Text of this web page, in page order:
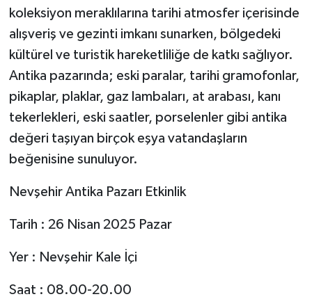
koleksiyon meraklılarına tarihi atmosfer içerisinde
alışveriş ve gezinti imkanı sunarken, bölgedeki
kültürel ve turistik hareketliliğe de katkı sağlıyor.
Antika pazarında; eski paralar, tarihi gramofonlar,
pikaplar, plaklar, gaz lambaları, at arabası, kanı
tekerlekleri, eski saatler, porselenler gibi antika
değeri taşıyan birçok eşya vatandaşların
beğenisine sunuluyor.
Nevşehir Antika Pazarı Etkinlik
Tarih : 26 Nisan 2025 Pazar
Yer : Nevşehir Kale İçi
Saat : 08.00-20.00